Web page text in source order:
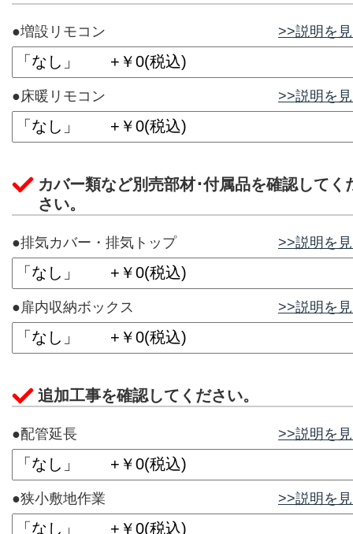
●増設リモコン >>説明を
●床暖リモコン >>説明を
カバー類など別売部材･付属品を確認してく
さい。
●排気カバー・排気トップ >>説明を
●扉内収納ボックス >>説明を
追加工事を確認してください。
●配管延長 >>説明を
●狭小敷地作業 >>説明を